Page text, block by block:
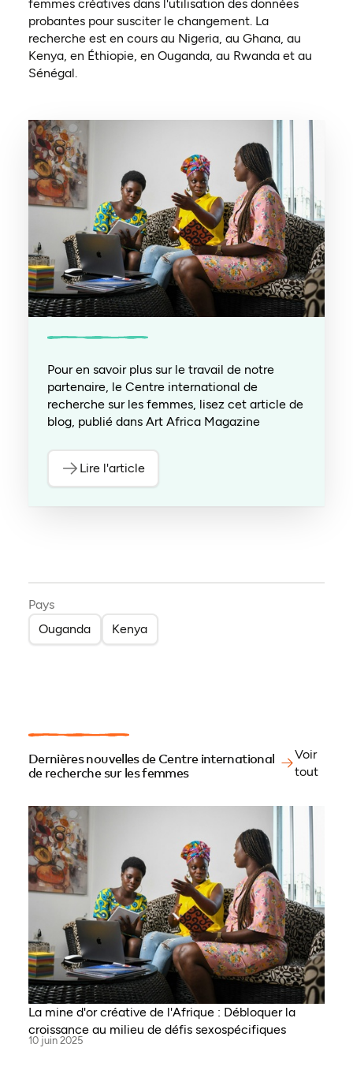
femmes créatives dans l'utilisation des données
probantes pour susciter le changement. La
recherche est en cours au Nigeria, au Ghana, au
Kenya, en Éthiopie, en Ouganda, au Rwanda et au
Sénégal.
Pour en savoir plus sur le travail de notre
partenaire, le Centre international de
recherche sur les femmes, lisez cet article de
blog, publié dans Art Africa Magazine
Lire l'article
Pays
Ouganda
Kenya
Dernières nouvelles de Centre international
de recherche sur les femmes
Voir
tout
La mine d'or créative de l'Afrique : Débloquer la
croissance au milieu de défis sexospécifiques
10 juin 2025